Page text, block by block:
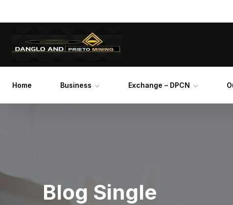
Home Business Exchange – DPCN
Blog Single